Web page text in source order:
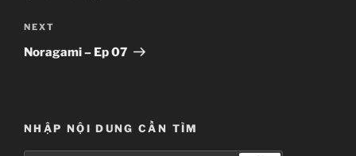
Next
Post
NEXT
Noragami – Ep 07
NHẬP NỘI DUNG CẦN TÌM